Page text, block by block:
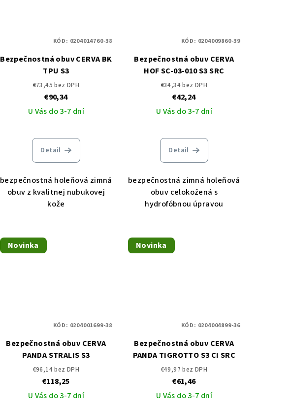
Bezpečnostná obuv CERVA BK
TPU S3
€73,45 bez DPH
€90,34
U Vás do 3-7 dní
Detail
bezpečnostná holeňová zimná
obuv z kvalitnej nubukovej
kože
KÓD: 0204014760-38
Bezpečnostná obuv CERVA
HOF SC-03-010 S3 SRC
€34,34 bez DPH
€42,24
U Vás do 3-7 dní
Detail
bezpečnostná zimná holeňová
obuv celokožená s
hydrofóbnou úpravou
KÓD: 0204009860-39
Novinka
Bezpečnostná obuv CERVA
PANDA STRALIS S3
€96,14 bez DPH
€118,25
U Vás do 3-7 dní
KÓD: 0204001699-38
Novinka
Bezpečnostná obuv CERVA
PANDA TIGROTTO S3 CI SRC
€49,97 bez DPH
€61,46
U Vás do 3-7 dní
KÓD: 0204004899-36